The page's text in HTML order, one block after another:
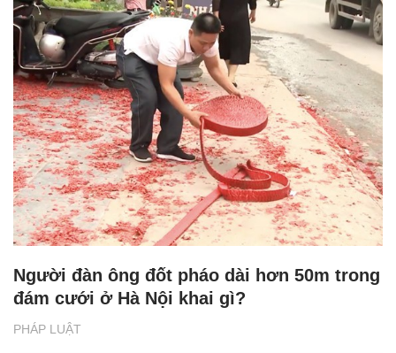
PHÁP LUẬT
Người đàn ông đốt pháo dài hơn 50m trong
đám cưới ở Hà Nội khai gì?